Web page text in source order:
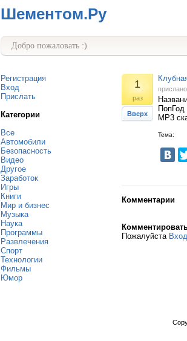
Шементом.Ру
Добро пожаловать :)
Регистрация
Вход
Прислать
Категории
Все
Автомобили
Безопасность
Видео
Другое
Заработок
Игры
Книги
Мир и бизнес
Музыка
Наука
Программы
Развлечения
Спорт
Технологии
Фильмы
Юмор
1
раз
Вверх
MP3
Тема:
Комментарии
Пожалуйста Вход